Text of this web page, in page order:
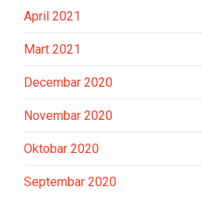
April 2021
Mart 2021
Decembar 2020
Novembar 2020
Oktobar 2020
Septembar 2020